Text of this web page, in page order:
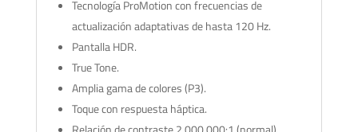
Tecnología ProMotion con frecuencias de
actualización adaptativas de hasta 120 Hz.
Pantalla HDR.
True Tone.
Amplia gama de colores (P3).
Toque con respuesta háptica.